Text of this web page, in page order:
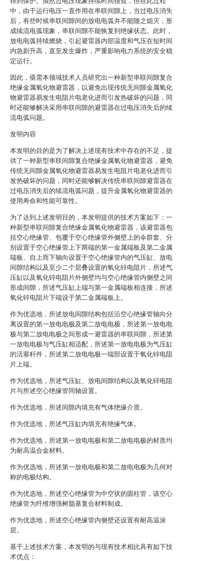
中，由于运行电压一直作用在串联间隙上，当过电压消失
后，有些时候串联间隙间的放电电弧并不能随之熄灭，形
成续流电弧现象，串联间隙不能恢复到绝缘状态。此时，
放电电弧持续燃烧，引起避雷器内部温度和气压在短时间
内急剧升高，直至发生爆炸，严重影响电力系统的安全稳
定运行。
因此，亟需本领域技术人员研究出一种新型串联间隙复合
绝缘金属氧化物避雷器，以避免出现传统无间隙金属氧化
物避雷器易发生电阻片电老化进而引发热破坏的问题，同
时还能够解决采用串联间隙的避雷器在过电压消失后的续
流电弧问题。
发明内容
本发明的目的是为了解决上述现有技术中存在的不足，提
供了一种新型串联间隙复合绝缘金属氧化物避雷器，避免
传统无间隙金属氧化物避雷器易发生电阻片电老化进而引
发热破坏的问题，同时还能够解决传统串联间隙避雷器在
过电压消失后的续流电弧问题，提升金属氧化物避雷器的
使用寿命和性能可靠性。
为了达到上述发明目的，本发明提供的技术方案如下：一
种新型串联间隙复合绝缘金属氧化物避雷器，该避雷器包
括空心绝缘管、包覆于空心绝缘管外侧壁上的伞群套、分
别设置于空心绝缘管上下两端的第一金属端板及第二金属
端板、自上而下轴向设置于空心绝缘管内的气压缸、放电
间隙结构以及至少二个层叠设置的氧化锌电阻片，所述气
压缸以及氧化锌电阻片外侧壁均与空心绝缘管内侧壁之间
形成间隙，所述气压缸上端与第一金属端板相连接，所述
氧化锌电阻片下端设于第二金属端板上。
作为优选地，所述放电间隙结构包括沿空心绝缘管轴向分
离设置的第一放电电极及第二放电电极，所述第一放电电
极与第二放电电极之间形成一避雷器的串联间隙，所述第
一放电电极与气压缸相适配，所述第一放电电极为气压缸
的活塞杆件，所述第二放电电极一端部设置于氧化锌电阻
片上端。
作为优选地，所述气压缸、放电间隙结构以及氧化锌电阻
片与所述空心绝缘管同轴设置。
作为优选地，所述间隙内填充有气体绝缘介质。
作为优选地，所述气压缸内填充有绝缘气体。
作为优选地，所述第一放电电极和第二放电电极的材质均
为耐高温合金材料。
作为优选地，所述第一放电电极和第二放电电极为几何对
称的电极结构。
作为优选地，所述空心绝缘管为中空状的圆柱管，该空心
绝缘管为纤维增强树脂基复合材料制成。
作为优选地，所述空心绝缘管内侧壁还设置有耐高温涂
层。
基于上述技术方案，本发明的与现有技术相比具有如下技
术优点：